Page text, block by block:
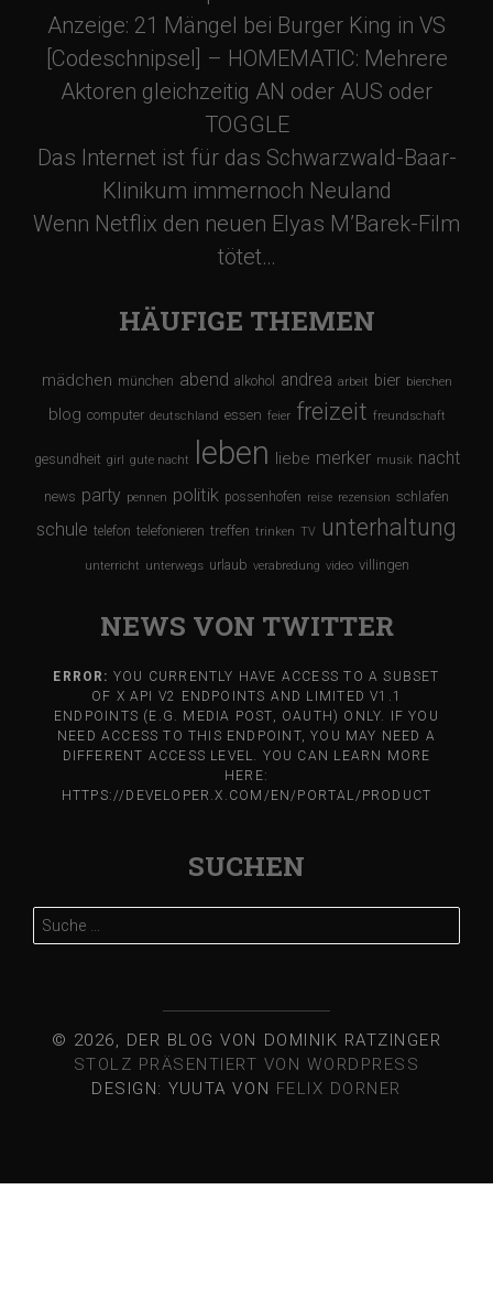
Anzeige: 21 Mängel bei Burger King in VS
[Codeschnipsel] – HOMEMATIC: Mehrere
Aktoren gleichzeitig AN oder AUS oder
TOGGLE
Das Internet ist für das Schwarzwald-Baar-
Klinikum immernoch Neuland
Wenn Netflix den neuen Elyas M’Barek-Film
tötet…
HÄUFIGE THEMEN
mädchen münchen abend alkohol andrea arbeit bier bierchen
blog computer deutschland essen feier freizeit freundschaft
gesundheit girl gute nacht leben liebe merker musik nacht
news party pennen politik possenhofen reise rezension schlafen
schule telefon telefonieren treffen trinken TV unterhaltung
unterricht unterwegs urlaub verabredung video villingen
NEWS VON TWITTER
ERROR: YOU CURRENTLY HAVE ACCESS TO A SUBSET
OF X API V2 ENDPOINTS AND LIMITED V1.1
ENDPOINTS (E.G. MEDIA POST, OAUTH) ONLY. IF YOU
NEED ACCESS TO THIS ENDPOINT, YOU MAY NEED A
DIFFERENT ACCESS LEVEL. YOU CAN LEARN MORE
HERE:
HTTPS://DEVELOPER.X.COM/EN/PORTAL/PRODUCT
SUCHEN
nach:
© 2026, DER BLOG VON DOMINIK RATZINGER
STOLZ PRÄSENTIERT VON WORDPRESS
DESIGN: YUUTA VON FELIX DORNER